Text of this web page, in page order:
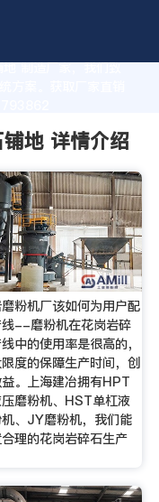
制造厂家，我们致
方案。获取厂家直销
地 详情介绍
粉机厂该如何为用户配
线--磨粉机在花岗岩碎
中的使用率是很高的，
度的保障生产时间，创
。上海建冶拥有HPT
磨粉机、HST单杠液
、JY磨粉机，我们能
理的花岗岩碎石生产